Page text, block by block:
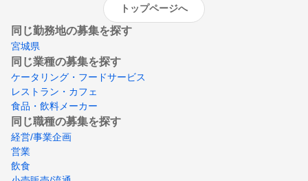
トップページへ
同じ勤務地の募集を探す
宮城県
同じ業種の募集を探す
ケータリング・フードサービス
レストラン・カフェ
食品・飲料メーカー
同じ職種の募集を探す
経営/事業企画
営業
飲食